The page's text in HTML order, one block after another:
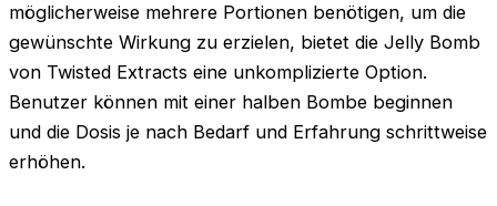
möglicherweise mehrere Portionen benötigen, um die
gewünschte Wirkung zu erzielen, bietet die Jelly Bomb
von Twisted Extracts eine unkomplizierte Option.
Benutzer können mit einer halben Bombe beginnen
und die Dosis je nach Bedarf und Erfahrung schrittweise
erhöhen.